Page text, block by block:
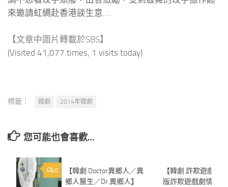
來邀請虹綢赴香港談生意….
【文章中圖片轉載於SBS】
(Visited 41,077 times, 1 visits today)
標籤： 韓劇 2014年韓劇
您可能也會喜歡…
【韓劇 Doctor異鄉人／異
鄉人醫生／Dr.異鄉人】
【韓劇 詐欺遊戲結
版詐欺遊戲劇情人
0